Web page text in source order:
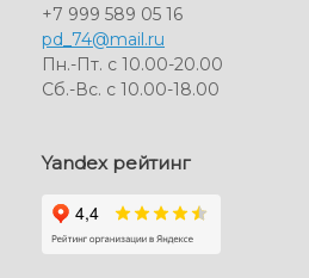
+7 999 589 05 16
pd_74@mail.ru
Пн.-Пт. с 10.00-20.00
Сб.-Вс. с 10.00-18.00
Yandex рейтинг